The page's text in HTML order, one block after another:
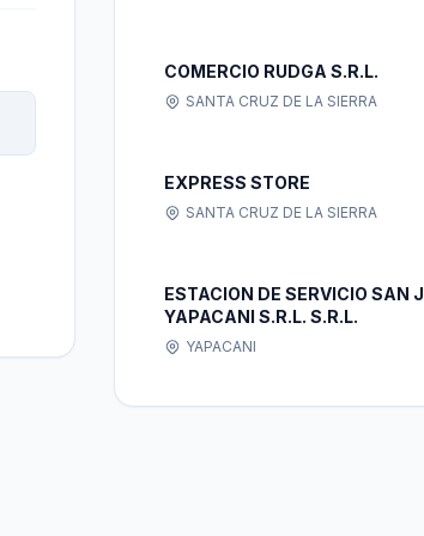
COMERCIO RUDGA S.R.L.
SANTA CRUZ DE LA SIERRA
EXPRESS STORE
SANTA CRUZ DE LA SIERRA
ESTACION DE SERVICIO SAN
YAPACANI S.R.L. S.R.L.
YAPACANI